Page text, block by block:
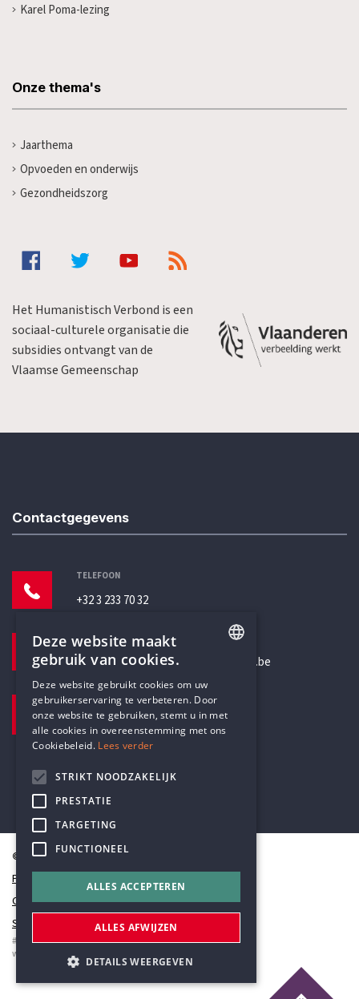
Karel Poma-lezing
Onze thema's
Jaarthema
Opvoeden en onderwijs
Gezondheidszorg
Het Humanistisch Verbond is een
sociaal-culturele organisatie die
subsidies ontvangt van de
Vlaamse Gemeenschap
Contactgegevens
TELEFOON
+32 3 233 70 32
E-MAILADRES
secretariaat@humanistischverbond.be
BEZOEKADRES
Pottenbrug 4
Antwerpen, 2000
© Humanistisch Verbond 2026
Privacy
Cookiestatement
Sitemap
#codedwithlove byCodelines
webapplicaties,
DUTCH
Deze website maakt
gebruik van cookies.
Deze website gebruikt cookies om uw
gebruikerservaring te verbeteren. Door
onze website te gebruiken, stemt u in met
alle cookies in overeenstemming met ons
Cookiebeleid. Lees verder
STRIKT NOODZAKELIJK
PRESTATIE
TARGETING
FUNCTIONEEL
ALLES ACCEPTEREN
ALLES AFWIJZEN
DETAILS WEERGEVEN